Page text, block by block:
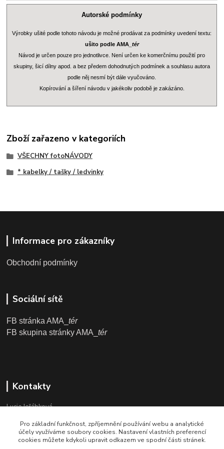
Autorské podmínky
Výrobky ušité podle tohoto návodu je možné prodávat za podmínky uvedení textu:
ušito podle AMA_tér
Návod je určen pouze pro jednotlivce. Není určen ke komerčnímu použití pro
skupiny, šicí dílny apod. a bez předem dohodnutých podmínek a souhlasu autora
podle něj nesmí být dále vyučováno.
Kopírování a šíření návodu v jakékoliv podobě je zakázáno.
Zboží zařazeno v kategoriích
VŠECHNY fotoNÁVODY
* kabelky / tašky / ledvinky
Informace pro zákazníky
Obchodní podmínky
Sociální sítě
FB stránka AMA_tér
FB skupina stránky AMA_tér
Kontakty
Lucie Jeřábková
info@ama-ter.cz
Pro základní funkčnost, zpříjemnění používání webu a analytické
účely využíváme soubory cookies. Nastavení vlastních preferencí
cookies můžete kdykoli upravit odkazem ve spodní části stránek.